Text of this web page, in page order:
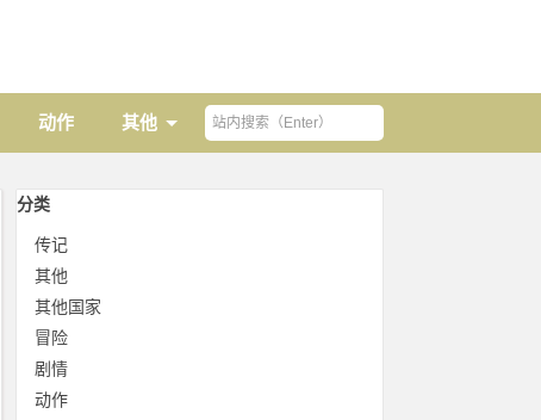
动作 其他
分类
传记
其他
其他国家
冒险
剧情
动作